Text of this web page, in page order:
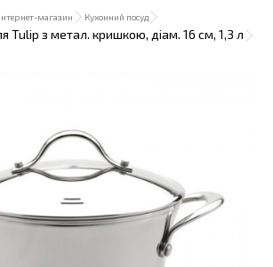
Інтернет-магазин Кухонний посуд
Tulip з метал. кришкою, діам. 16 см, 1,3 л